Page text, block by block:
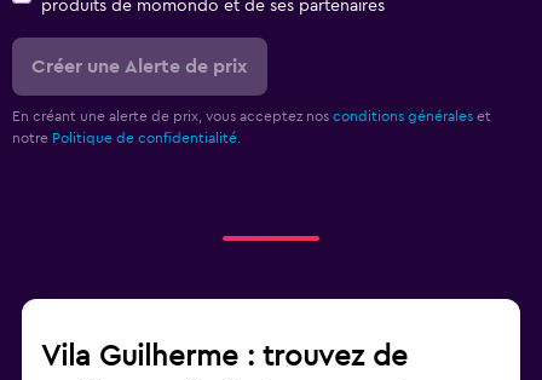
produits de momondo et de ses partenaires
Créer une Alerte de prix
En créant une alerte de prix, vous acceptez nos conditions générales et
notre Politique de confidentialité.
Vila Guilherme : trouvez de